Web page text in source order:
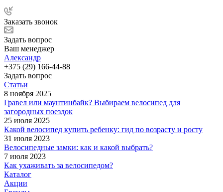
Заказать звонок
Задать вопрос
Ваш менеджер
Александр
+375 (29) 166-44-88
Задать вопрос
Статьи
8 ноября 2025
Гравел или маунтинбайк? Выбираем велосипед для
загородных поездок
25 июля 2025
Какой велосипед купить ребенку: гид по возрасту и росту
31 июля 2023
Велосипедные замки: как и какой выбрать?
7 июля 2023
Как ухаживать за велосипедом?
Каталог
Акции